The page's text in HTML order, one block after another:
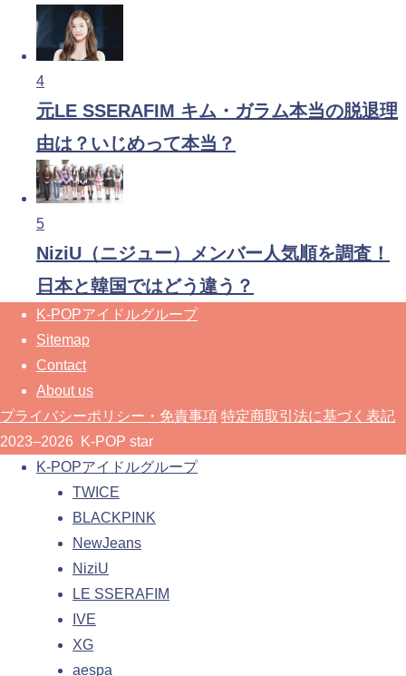
4
元LE SSERAFIM キム・ガラム本当の脱退理
由は？いじめって本当？
5
NiziU（ニジュー）メンバー人気順を調査！
日本と韓国ではどう違う？
K-POPアイドルグループ
Sitemap
Contact
About us
プライバシーポリシー・免責事項 特定商取引法に基づく表記
2023–2026 K-POP star
K-POPアイドルグループ
TWICE
BLACKPINK
NewJeans
NiziU
LE SSERAFIM
IVE
XG
aespa